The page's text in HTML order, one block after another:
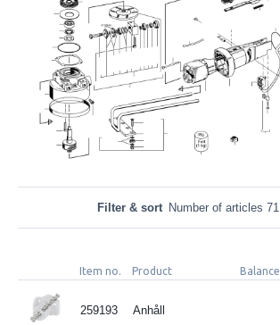
Filter & sort Number of articles 71
Item no. Product Balance
259193 Anhåll